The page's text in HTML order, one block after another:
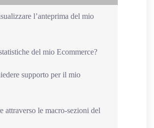
l’anteprima del mio
del mio Ecommerce?
supporto per il mio
attraverso le macro-sezioni del